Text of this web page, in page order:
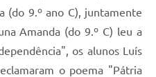
(do 9.º ano C), juntamente
Amanda (do 9.º C) leu a
os alunos Luís
o poema "Pátria